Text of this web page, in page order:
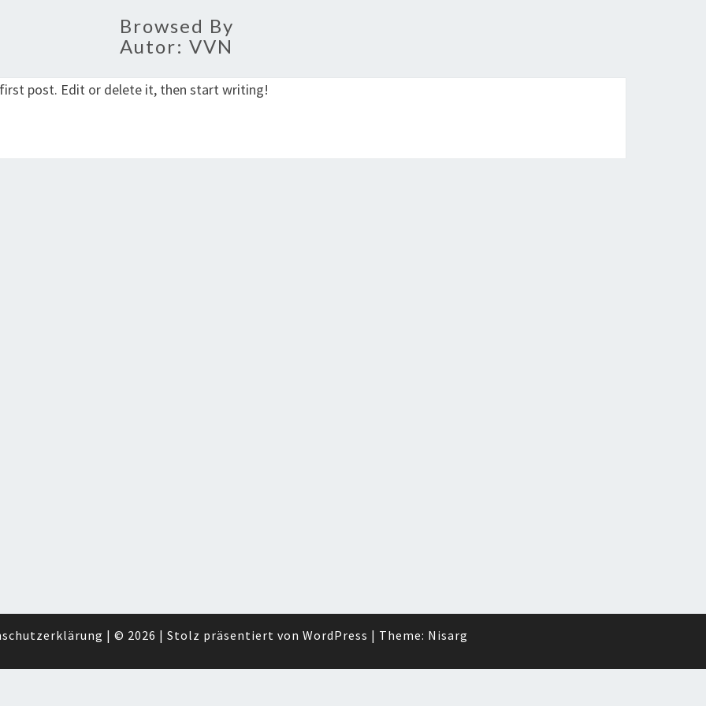
Browsed By
Autor: VVN
post. Edit or delete it, then start writing!
| © 2026 | Stolz präsentiert von WordPress | Theme: Nisarg